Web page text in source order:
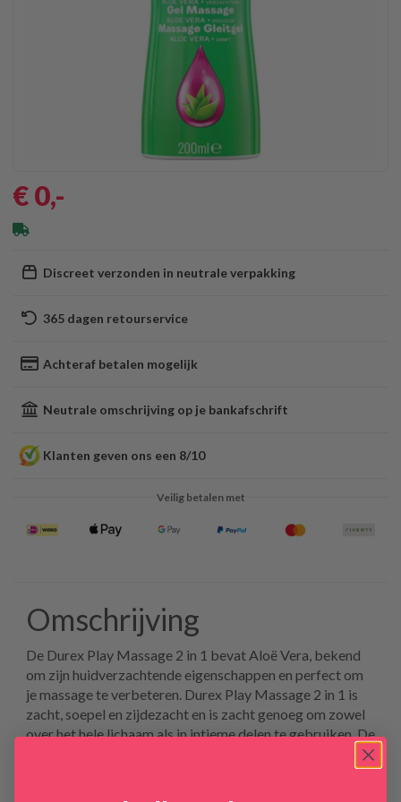
€ 0,-
Discreet verzonden in neutrale verpakking
365 dagen retourservice
Achteraf betalen mogelijk
Neutrale omschrijving op je bankafschrift
Klanten geven ons een 8/10
Veilig betalen met
Omschrijving
De Durex Play Massage 2 in 1 bevat Aloë Vera, bekend
om zijn huidverzachtende eigenschappen en perfect om
je massage te verbeteren. Durex Play Massage 2 in 1 is
zacht, soepel en zijdezacht en is zacht genoeg om zowel
over het hele lichaam als in intieme delen te gebruiken. De